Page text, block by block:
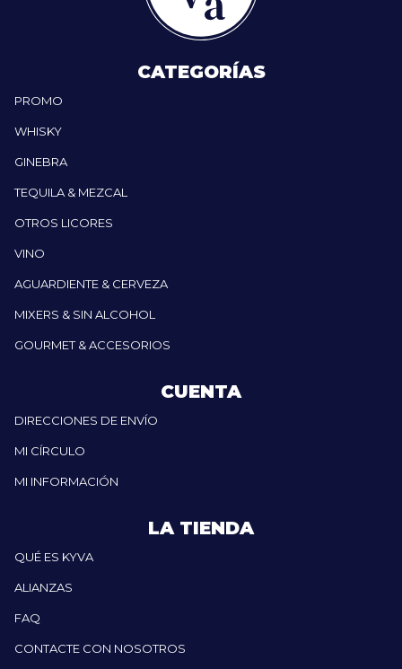
CATEGORÍAS
PROMO
WHISKY
GINEBRA
TEQUILA & MEZCAL
OTROS LICORES
VINO
AGUARDIENTE & CERVEZA
MIXERS & SIN ALCOHOL
GOURMET & ACCESORIOS
CUENTA
DIRECCIONES DE ENVÍO
MI CÍRCULO
MI INFORMACIÓN
LA TIENDA
QUÉ ES KYVA
ALIANZAS
FAQ
CONTACTE CON NOSOTROS